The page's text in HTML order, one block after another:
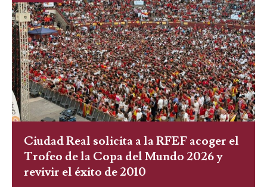
Ciudad Real solicita a la RFEF acoger el
Trofeo de la Copa del Mundo 2026 y
revivir el éxito de 2010